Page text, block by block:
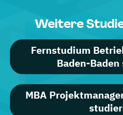
Weitere
Fernstudium
Baden-
MBA